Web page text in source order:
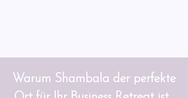
Warum Shambala der perfekte